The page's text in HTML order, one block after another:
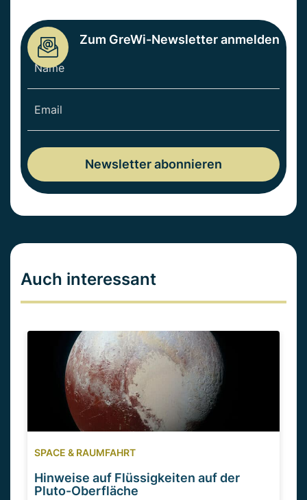
Zum GreWi-Newsletter anmelden
Auch interessant
SPACE & RAUMFAHRT
Hinweise auf Flüssigkeiten auf der
Pluto-Oberfläche